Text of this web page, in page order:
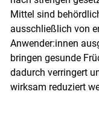
Mittel sind
ausschließlich von
Anwender:innen
bringen gesunde
dadurch verringert
wirksam reduziert